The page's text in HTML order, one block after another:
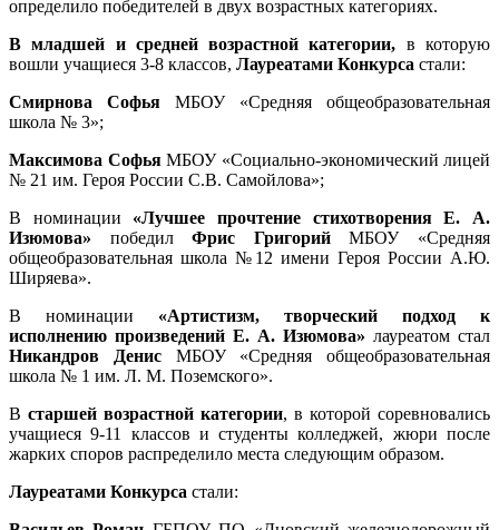
определило победителей в двух возрастных категориях.
В младшей и средней возрастной категории, в которую
вошли учащиеся 3-8 классов, Лауреатами Конкурса стали:
Смирнова Софья МБОУ «Средняя общеобразовательная
школа № 3»;
Максимова Софья МБОУ «Социально-экономический лицей
№ 21 им. Героя России С.В. Самойлова»;
В номинации «Лучшее прочтение стихотворения Е. А.
Изюмова» победилФрис ГригорийМБОУ «Средняя
общеобразовательная школа №12 имени Героя России А.Ю.
Ширяева».
В номинации «Артистизм, творческий подход к
исполнению произведений Е. А. Изюмова» лауреатом стал
Никандров ДенисМБОУ «Средняя общеобразовательная
школа № 1 им. Л. М. Поземского».
В старшей возрастной категории, в которой соревновались
учащиеся 9-11 классов и студенты колледжей, жюри после
жарких споров распределило места следующим образом.
Лауреатами Конкурса стали: